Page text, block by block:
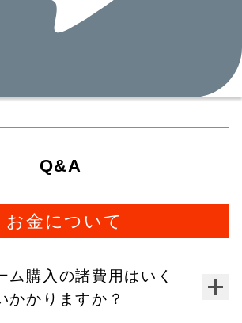
Q&A
お金について
ム購入の諸費用はいく
かかりますか？